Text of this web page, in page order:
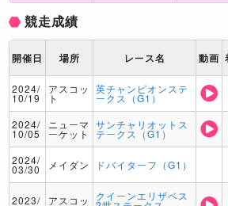
競走成績
開催日 場所 レース名 動画
2024/
10/19
アスコッ
ト
英チャンピオンステ
ークス（G1）
2024/
10/05
ニューマ
ーケット
サンチャリオットス
テークス（G1）
2024/
03/30 メイダン ドバイターフ（G1）
2023/ アスコッ クイーンエリザベス